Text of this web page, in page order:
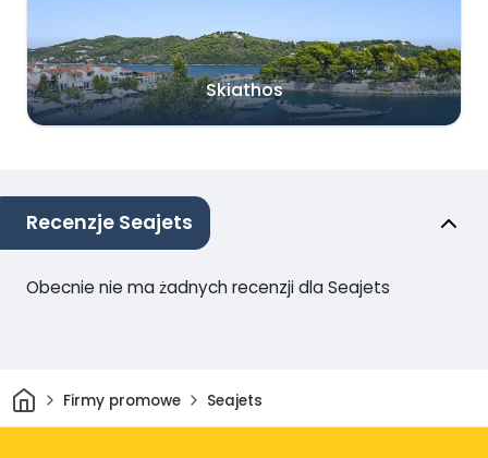
Skiathos
Recenzje Seajets
Obecnie nie ma żadnych recenzji dla Seajets
DomFirmy promowe Seajets